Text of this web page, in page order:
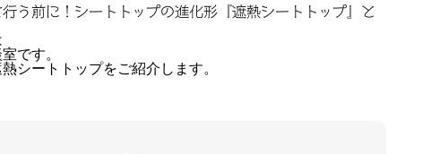
う前に！シートトップの進化形『遮熱シートトップ』と
です。
シートトップをご紹介します。